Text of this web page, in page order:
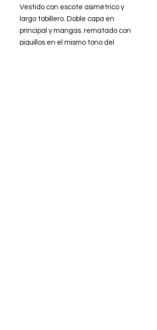
Vestido con escote asimétrico y
largo tobillero. Doble capa en
principal y mangas. rematado con
piquillos en el mismo tono del